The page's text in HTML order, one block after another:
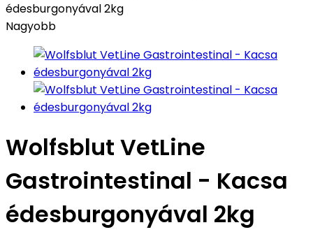
Nagyobb
Wolfsblut VetLine
Gastrointestinal - Kacsa
édesburgonyával 2kg